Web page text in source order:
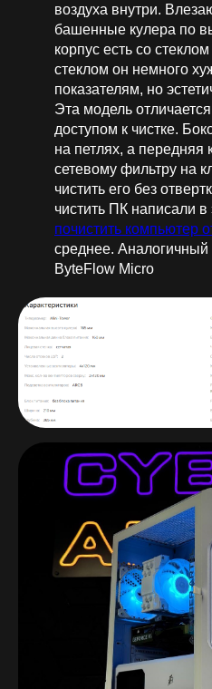
воздуха внутри.
башенные кулера по
корпус есть со
стеклом он немного
показателям, но
Эта модель
доступом к чистке.
на петлях, а передняя
сетевому фильтру на
чистить его без
чистить ПК написали в
почистить компьютер
среднее. Аналогичный
ByteFlow Micro